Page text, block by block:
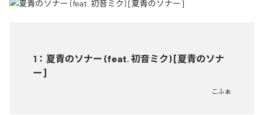
1 ： 夏青のソナー (feat. 初音ミク) [夏青のソナ
ー]
こふぁ